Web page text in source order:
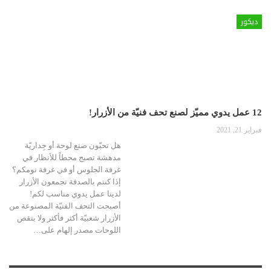
ديكور
12 عمل يدوي مميّز لصنع تحف فنيّة من الأزرار!
فبراير 21, 2021
هل تحبّون صنع لوحة أو جِداريّة
مدهشة تصبح محطاً للأنظار في
غرفة الجلوس أو في غرفة نومكم؟
إذا كنتم بالصدفة تجمعون الأزرار
لدينا عمل يدوي مناسب لكم!
أصبحت التحف الفنيّة المصنوعة من
الأزرار شعبيّة أكثر فأكثر ولا ينقص
اللوحات مصدر إلهام على…